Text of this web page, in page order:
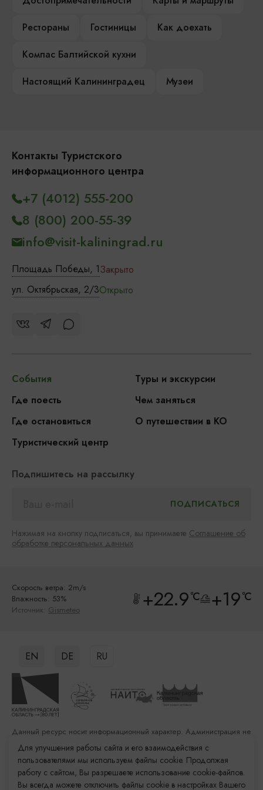
Рестораны
Гостиницы
Как доехать
Компас Балтийской кухни
Настоящий Калининградец
Музеи
Контакты Туристского
информационного центра
Площадь Победы, 1Закрыто
ул. Октябрьская, 2/3Открыто
+7 (4012) 555-200
8 (800) 200-55-39
info@visit-kaliningrad.ru
События
Туры и экскурсии
Где поесть
Чем заняться
Где остановиться
О путешествии в КО
Туристический центр
Подпишитесь на рассылку
Нажимая на кнопку подписаться, вы принимаете Соглашение об
обработке персональных данных
Скорость ветра: 2m/s
Влажность: 53%
Источник: Gismeteo +22.9°C +19°C
EN DE RU
Данный ресурс носит информационный характер. Администрация не
несет ответственности за качество услуг, предоставленных
сторонними организациями
Разработка сайта: «Решение»
Продвижение сайта: Remarka Agency
Для улучшения работы сайта и его взаимодействия с
пользователями мы используем файлы cookie. Продолжая
работу с сайтом, Вы разрешаете использование cookie-файлов.
Вы всегда можете отключить файлы cookie в настройках Вашего